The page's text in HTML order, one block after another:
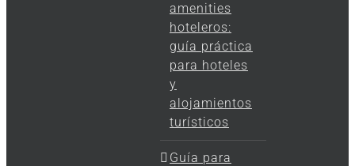
amenities
hoteleros:
guía práctica
para hoteles
y
alojamientos
turísticos
Guía para